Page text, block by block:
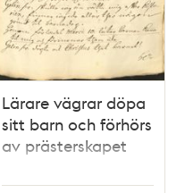
Lärare vägrar döpa
sitt barn och förhörs
av prästerskapet